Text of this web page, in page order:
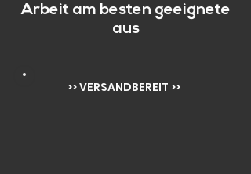
Arbeit am besten geeignete
aus
>> VERSANDBEREIT >>